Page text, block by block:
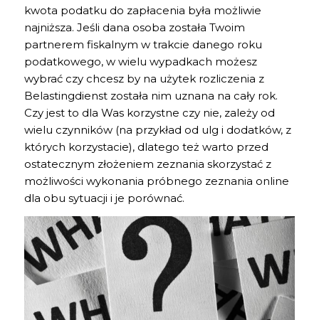
kwota podatku do zapłacenia była możliwie
najniższa. Jeśli dana osoba została Twoim
partnerem fiskalnym w trakcie danego roku
podatkowego, w wielu wypadkach możesz
wybrać czy chcesz by na użytek rozliczenia z
Belastingdienst została nim uznana na cały rok.
Czy jest to dla Was korzystne czy nie, zależy od
wielu czynników (na przykład od ulg i dodatków, z
których korzystacie), dlatego też warto przed
ostatecznym złożeniem zeznania skorzystać z
możliwości wykonania próbnego zeznania online
dla obu sytuacji i je porównać.